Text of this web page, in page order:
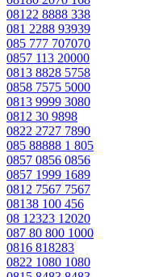
08122 8888 338
081 2288 93939
085 777 707070
0857 113 20000
0813 8828 5758
0858 7575 5000
0813 9999 3080
0812 30 9898
0822 2727 7890
085 88888 1 805
0857 0856 0856
0857 1999 1689
0812 7567 7567
08138 100 456
08 12323 12020
087 80 800 1000
0816 818283
0822 1080 1080